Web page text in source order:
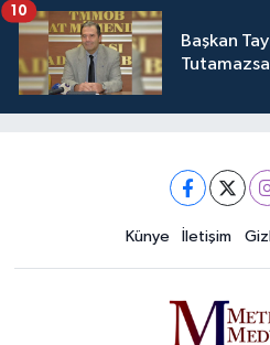
Başkan
10
Künye İletişim